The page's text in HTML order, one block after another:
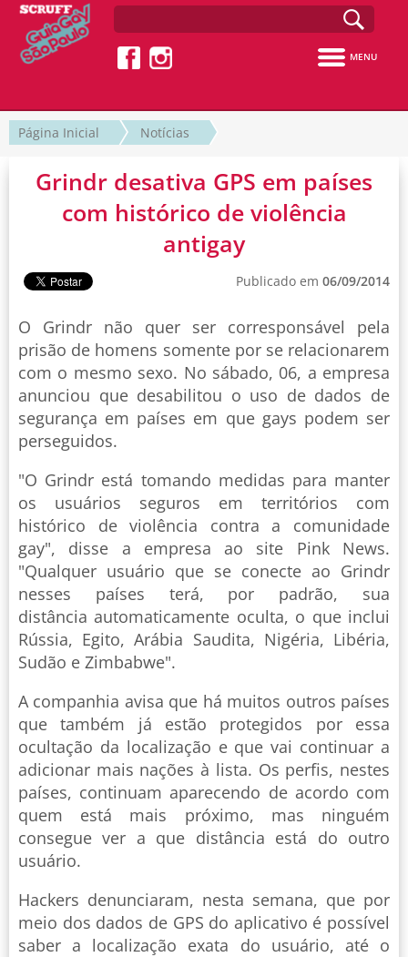
MENU
Página Inicial Notícias
Grindr desativa GPS em países
com histórico de violência
antigay
Publicado em 06/09/2014
O Grindr não quer ser corresponsável pela
prisão de homens somente por se relacionarem
com o mesmo sexo. No sábado, 06, a empresa
anunciou que desabilitou o uso de dados de
segurança em países em que gays podem ser
perseguidos.
"O Grindr está tomando medidas para manter
os usuários seguros em territórios com
histórico de violência contra a comunidade
gay", disse a empresa ao site Pink News.
"Qualquer usuário que se conecte ao Grindr
nesses países terá, por padrão, sua
distância automaticamente oculta, o que inclui
Rússia, Egito, Arábia Saudita, Nigéria, Libéria,
Sudão e Zimbabwe".
A companhia avisa que há muitos outros países
que também já estão protegidos por essa
ocultação da localização e que vai continuar a
adicionar mais nações à lista. Os perfis, nestes
países, continuam aparecendo de acordo com
quem está mais próximo, mas ninguém
consegue ver a que distância está do outro
usuário.
Hackers denunciaram, nesta semana, que por
meio dos dados de GPS do aplicativo é possível
saber a localização exata do usuário, até o